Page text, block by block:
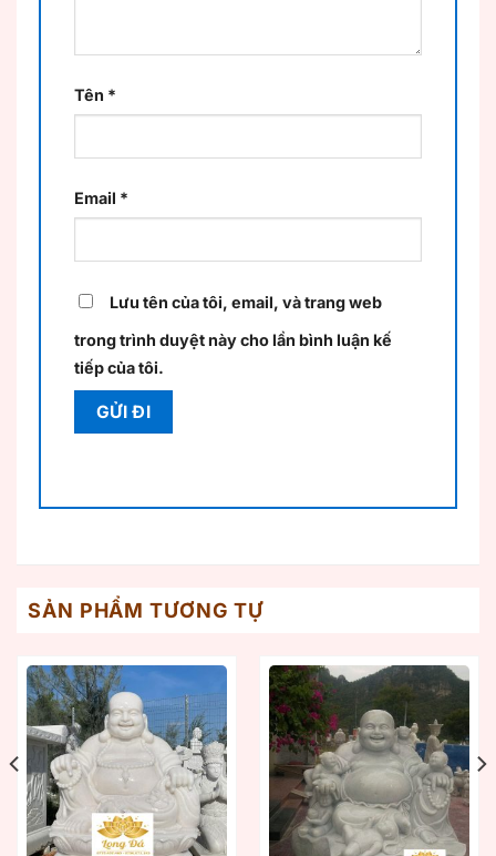
Tên *
Email *
Lưu tên của tôi, email, và trang web
trong trình duyệt này cho lần bình luận kế
tiếp của tôi.
SẢN PHẨM TƯƠNG TỰ